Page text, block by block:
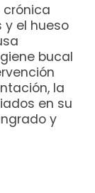
crónica
y el hueso
bucal
la
en su
y